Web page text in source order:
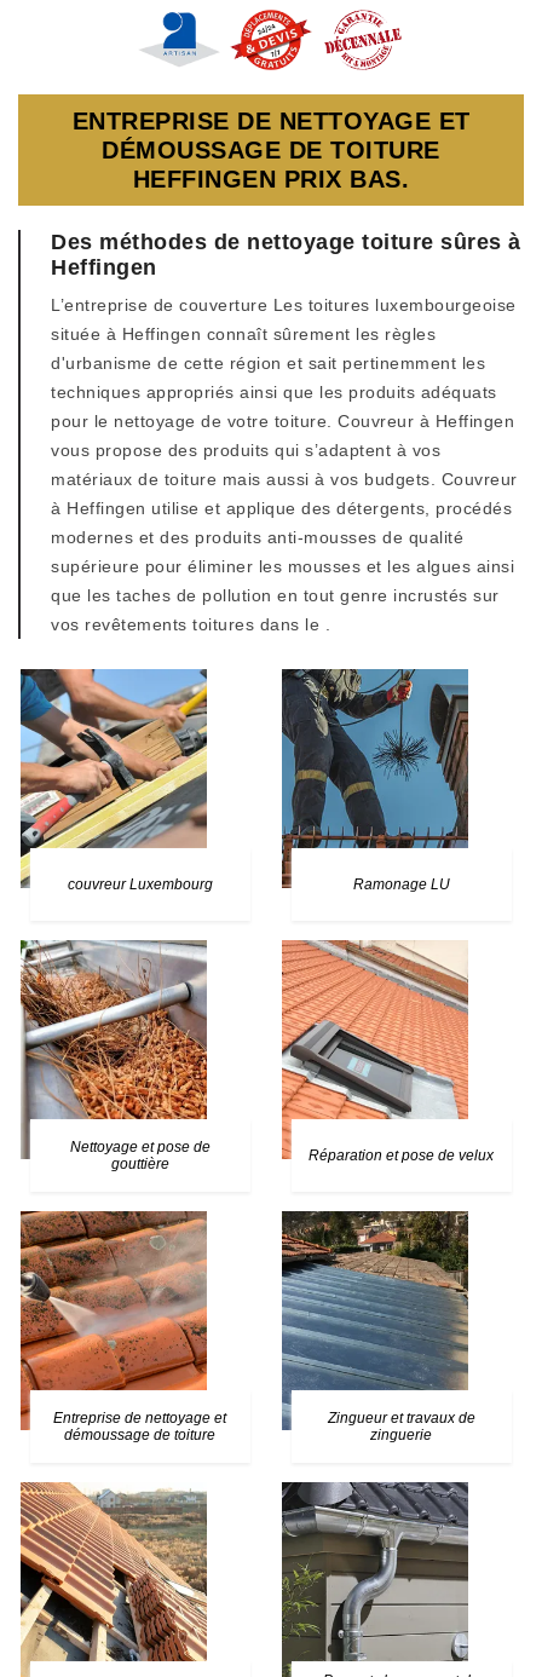
ENTREPRISE DE NETTOYAGE ET
DÉMOUSSAGE DE TOITURE
HEFFINGEN PRIX BAS.
Des méthodes de nettoyage toiture sûres à
Heffingen
L’entreprise de couverture Les toitures luxembourgeoise
située à Heffingen connaît sûrement les règles
d'urbanisme de cette région et sait pertinemment les
techniques appropriés ainsi que les produits adéquats
pour le nettoyage de votre toiture. Couvreur à Heffingen
vous propose des produits qui s’adaptent à vos
matériaux de toiture mais aussi à vos budgets. Couvreur
à Heffingen utilise et applique des détergents, procédés
modernes et des produits anti-mousses de qualité
supérieure pour éliminer les mousses et les algues ainsi
que les taches de pollution en tout genre incrustés sur
vos revêtements toitures dans le .
couvreur Luxembourg Ramonage LU
Nettoyage et pose de
gouttière
Réparation et pose de velux
Entreprise de nettoyage et
démoussage de toiture
Zingueur et travaux de
zinguerie